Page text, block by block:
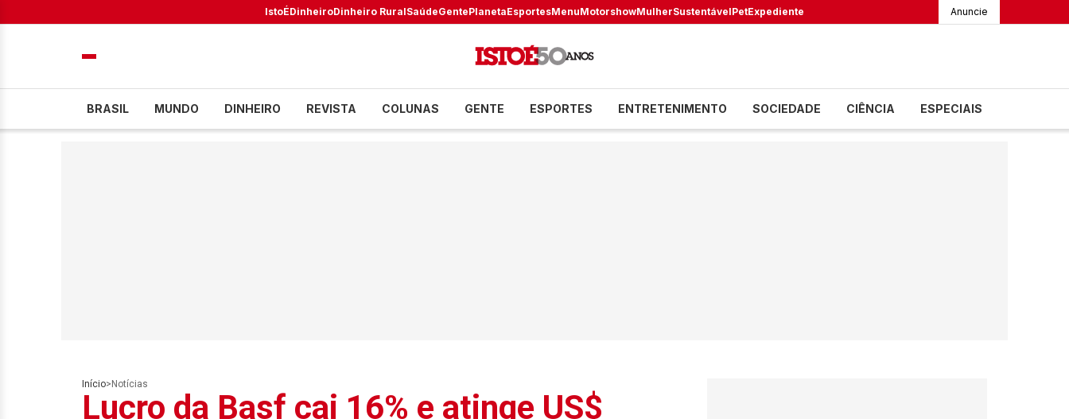
IstoÉDinheiroDinheiro RuralSaúdeGentePlanetaEsportesMenuMotorshowMulherSustentávelPetExpediente Anuncie
BRASIL MUNDO DINHEIRO REVISTA COLUNAS GENTE ESPORTES ENTRETENIMENTO SOCIEDADE CIÊNCIA ESPECIAIS
Início> Notícias
Lucro da Basf cai 16% e atinge US$